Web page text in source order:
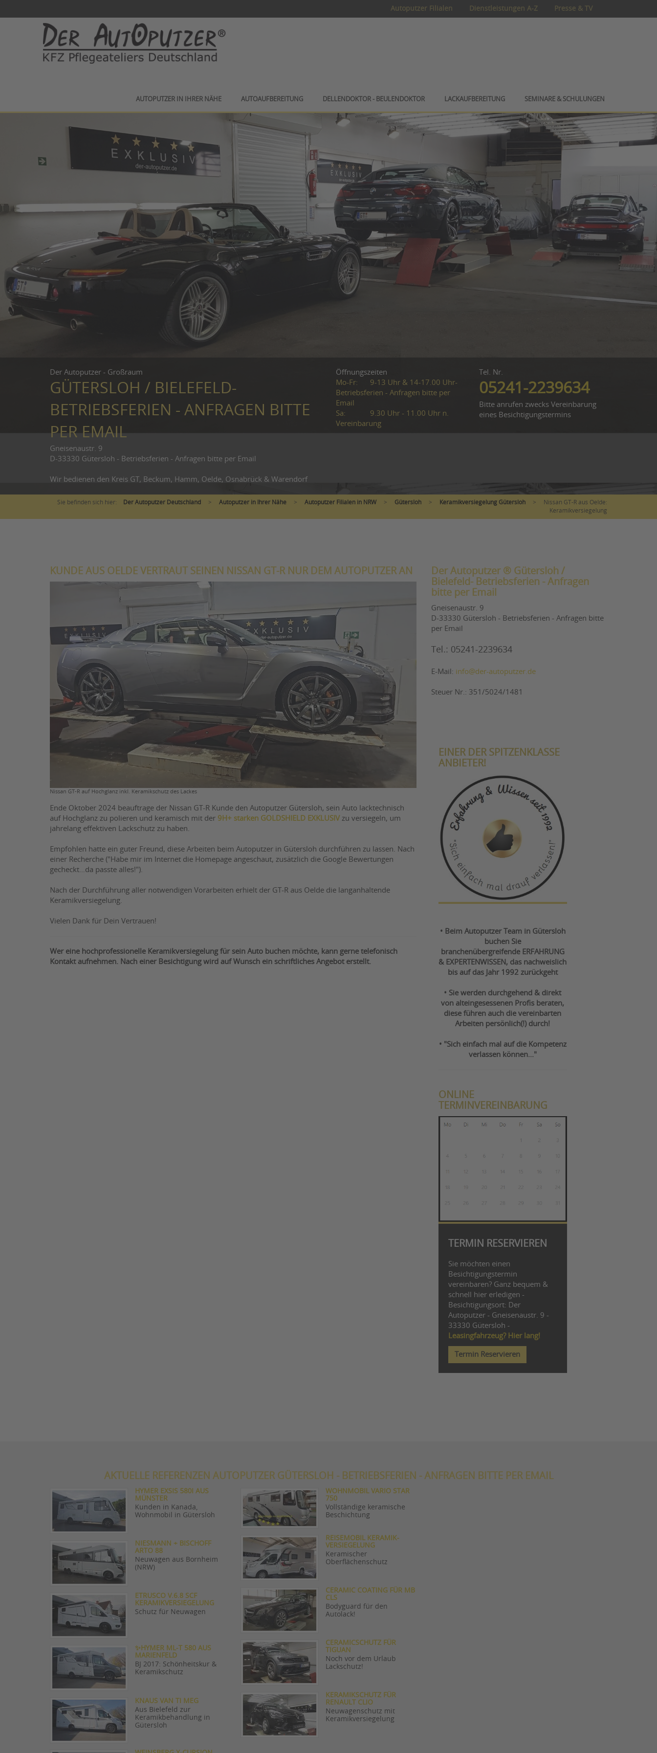
Autoputzer Filialen Dienstleistungen A-Z Presse & TV
AUTOPUTZER IN IHRER NÄHE AUTOAUFBEREITUNG DELLENDOKTOR - BEULENDOKTOR LACKAUFBEREITUNG SEMINARE & SCHULUNGEN
Der Autoputzer - Großraum
GÜTERSLOH / BIELEFELD-
BETRIEBSFERIEN - ANFRAGEN BITTE
PER EMAIL
Gneisenaustr. 9
D-33330 Gütersloh - Betriebsferien - Anfragen bitte per Email
Wir bedienen den Kreis GT, Beckum, Hamm, Oelde, Osnabrück & Warendorf
Öffnungszeiten
Mo-Fr:
9-13 Uhr & 14-17.00 Uhr-
Betriebsferien - Anfragen bitte per
Email
Sa:
9.30 Uhr - 11.00 Uhr n.
Vereinbarung
Tel. Nr.
05241-2239634
Bitte anrufen zwecks Vereinbarung
eines Besichtigungstermins
Sie befinden sich hier: Der Autoputzer Deutschland > Autoputzer in Ihrer Nähe > Autoputzer Filialen in NRW > Gütersloh > Keramikversiegelung Gütersloh >
Nissan GT-R aus Oelde:
Keramikversiegelung
KUNDE AUS OELDE VERTRAUT SEINEN NISSAN GT-R NUR DEM AUTOPUTZER AN
Nissan GT-R auf Hochglanz inkl. Keramikschutz des Lackes
Ende Oktober 2024 beauftrage der Nissan GT-R Kunde den Autoputzer Gütersloh, sein Auto lacktechnisch
auf Hochglanz zu polieren und keramisch mit der 9H+ starken GOLDSHIELD EXKLUSIV zu versiegeln, um
jahrelang effektiven Lackschutz zu haben.
Empfohlen hatte ein guter Freund, diese Arbeiten beim Autoputzer in Gütersloh durchführen zu lassen. Nach
einer Recherche ("Habe mir im Internet die Homepage angeschaut, zusätzlich die Google Bewertungen
gecheckt…da passte alles!").
Nach der Durchführung aller notwendigen Vorarbeiten erhielt der GT-R aus Oelde die langanhaltende
Keramikversiegelung.
Vielen Dank für Dein Vertrauen!
Wer eine hochprofessionelle Keramikversiegelung für sein Auto buchen möchte, kann gerne telefonisch
Kontakt aufnehmen. Nach einer Besichtigung wird auf Wunsch ein schriftliches Angebot erstellt.
Der Autoputzer ® Gütersloh /
Bielefeld- Betriebsferien - Anfragen
bitte per Email
Gneisenaustr. 9
D-33330 Gütersloh - Betriebsferien - Anfragen bitte
per Email
Tel.: 05241-2239634
E-Mail: info@der-autoputzer.de
Steuer Nr.: 351/5024/1481
EINER DER SPITZENKLASSE
ANBIETER!
• Beim Autoputzer Team in Gütersloh
buchen Sie
branchenübergreifende ERFAHRUNG
& EXPERTENWISSEN, das nachweislich
bis auf das Jahr 1992 zurückgeht
• Sie werden durchgehend & direkt
von alteingesessenen Profis beraten,
diese führen auch die vereinbarten
Arbeiten persönlich(!) durch!
• "Sich einfach mal auf die Kompetenz
verlassen können..."
ONLINE
TERMINVEREINBARUNG
TERMIN RESERVIEREN
Sie möchten einen
Besichtigungstermin
vereinbaren? Ganz bequem &
schnell hier erledigen -
Besichtigungsort: Der
Autoputzer - Gneisenaustr. 9 -
33330 Gütersloh -
Leasingfahrzeug? Hier lang!
Termin Reservieren
AKTUELLE REFERENZEN AUTOPUTZER GÜTERSLOH - BETRIEBSFERIEN - ANFRAGEN BITTE PER EMAIL
HYMER EXSIS 580I AUS
MÜNSTER
Kunden in Kanada,
Wohnmobil in Gütersloh
NIESMANN + BISCHOFF
ARTO 88
Neuwagen aus Bornheim
(NRW)
ETRUSCO V.6.8 SCF
KERAMIKVERSIEGELUNG
Schutz für Neuwagen
✨HYMER ML-T 580 AUS
MARIENFELD
BJ 2017: Schönheitskur &
Keramikschutz
KNAUS VAN TI MEG
Aus Bielefeld zur
Keramikbehandlung in
Gütersloh
WOHNMOBIL VARIO STAR
750
Vollständige keramische
Beschichtung
REISEMOBIL KERAMIK-
VERSIEGELUNG
Keramischer
Oberflächenschutz
CERAMIC COATING FÜR MB
CLS
Bodyguard für den
Autolack!
CERAMICSCHUTZ FÜR
TIGUAN
Noch vor dem Urlaub
Lackschutz!
KERAMIKSCHUTZ FÜR
RENAULT CLIO
Neuwagenschutz mit
Keramikversiegelung